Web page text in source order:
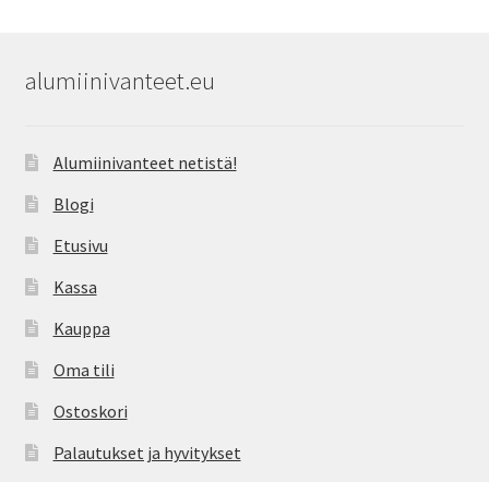
alumiinivanteet.eu
Alumiinivanteet netistä!
Blogi
Etusivu
Kassa
Kauppa
Oma tili
Ostoskori
Palautukset ja hyvitykset